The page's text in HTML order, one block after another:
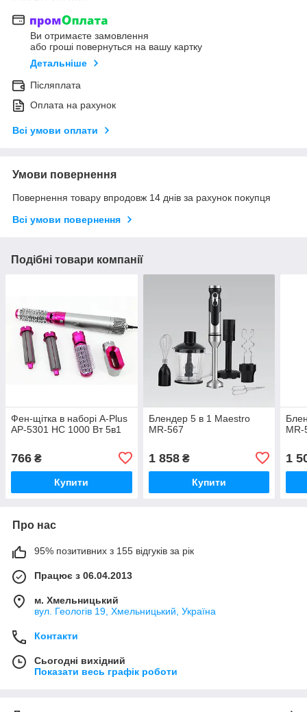
Ви отримаєте замовлення
або гроші повернуться на вашу картку
Детальніше
Післяплата
Оплата на рахунок
Всі умови оплати
Умови повернення
Повернення товару впродовж 14 днів за рахунок покупця
Всі умови повернення
Подібні товари компанії
Фен-щітка в наборі A-Plus
AP-5301 HC 1000 Вт 5в1
766 ₴
Купити
Блендер 5 в 1 Maestro
MR-567
1 858₴
Купити
MR-
1
Про нас
95% позитивних з 155 відгуків за рік
Працює з 06.04.2013
м. Хмельницький
вул. Геологів 19, Хмельницький, Україна
Контакти
Сьогодні вихідний
Показати весь графік роботи